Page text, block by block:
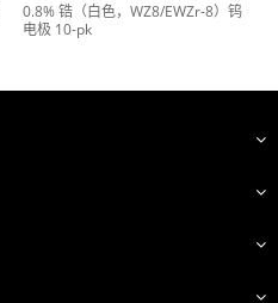
0.8% 锆（白色，WZ8/EWZr-8）钨
电极 10-pk